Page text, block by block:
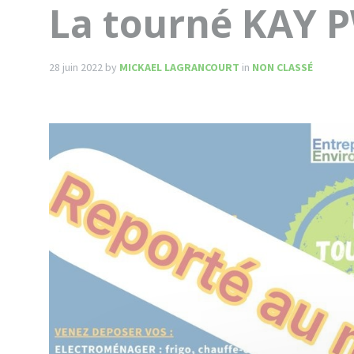
La tourné KAY
28 juin 2022 by MICKAEL LAGRANCOURT in NON CLASSÉ